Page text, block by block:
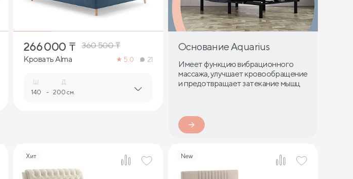
266 000 ₸ 360 500₸
Кровать Alma
5.0 21
Ш.
140 -
Д.
200 см.
Основание Aquarius
Имеет функцию вибрационного
массажа, улучшает кровообращение
и предотвращает затекание мышц
Хит New